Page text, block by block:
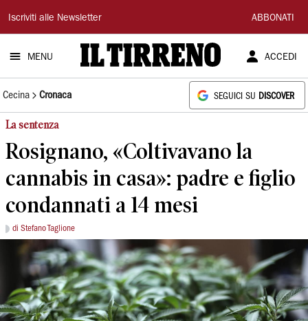
Il
Tirreno
Iscriviti alle Newsletter ABBONATI
MENU ACCEDI
Cecina Cronaca SEGUICI SU DISCOVER
La sentenza
Rosignano, «Coltivavano la
cannabis in casa»: padre e figlio
condannati a 14 mesi
di Stefano Taglione